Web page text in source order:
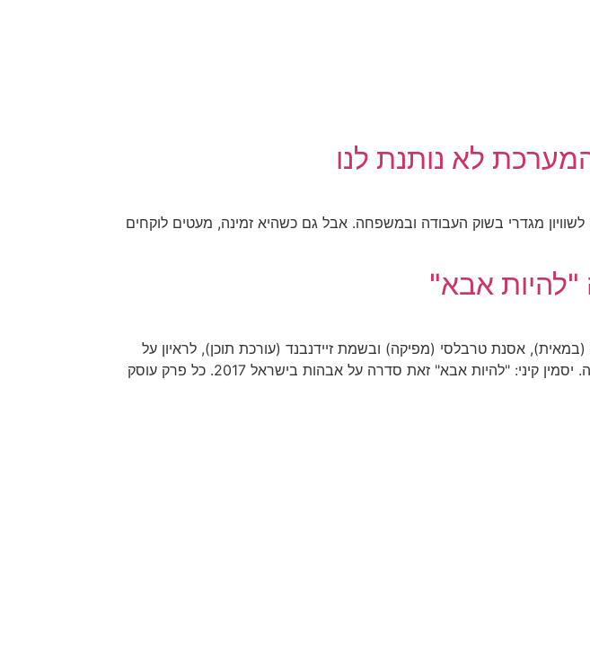
לא נותנת לנו
מגדרי בשוק העבודה ובמשפחה. אבל גם כשהיא זמינה, מעטים לוקחים
"להיות אבא"
"להיות אבא" (ערוץ 10), נפגשתי עם יסמין קיני (במאית), אסנת טרבלסי (מפיקה) ובשמת זיידנבנד (עורכת תוכן), לראיון על
הסדרה, ועליהן. לפני שנתחיל, ספרו לי קצת במילים שלכן על הסדרה, למי שאולי לא ראתה. יסמין קיני: "להיות אבא" זאת סדרה על אבהות בישראל 2017. כל פרק עוסק